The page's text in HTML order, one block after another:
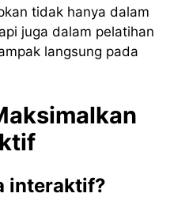
tidak hanya dalam
juga dalam pelatihan
langsung pada
interaktif?